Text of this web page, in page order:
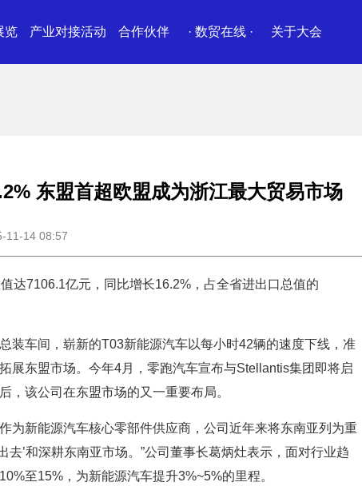
览 产业对接活动 合作伙伴 · 数贸在线 · 关于大会
东盟首超欧盟成为浙江最大贸易市场
11-14 08:57
达7106.1亿元，同比增长16.2%，占全省进出口总值的
装车间，崭新的T03新能源汽车以每小时42辆的速度下线，准
东盟市场。今年4月，零跑汽车宣布与Stellantis集团即将启
，该公司在东盟市场的又一重要布局。
为新能源汽车核心零部件供应商，公司近年来将东南亚列为重
’和深耕东南亚市场。”公司董事长葛炳灶表示，面对行业趋
至15%，为新能源汽车提升3%~5%的里程。